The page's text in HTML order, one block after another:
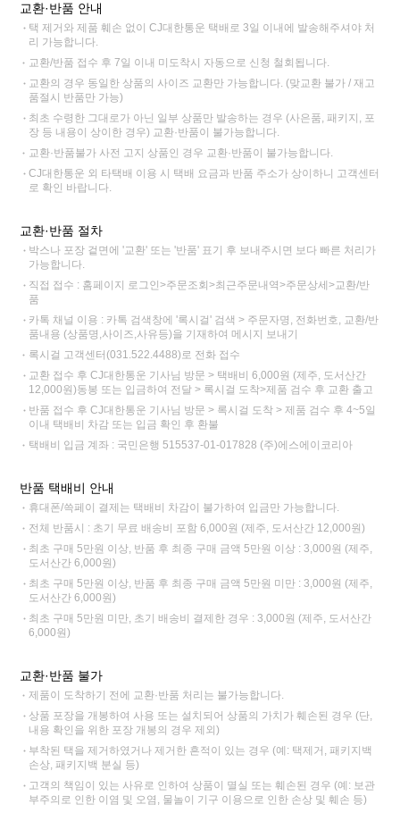
교환·반품 안내
택 제거와 제품 훼손 없이 CJ대한통운 택배로 3일 이내에 발송해주셔야 처
리 가능합니다.
교환/반품 접수 후 7일 이내 미도착시 자동으로 신청 철회됩니다.
교환의 경우 동일한 상품의 사이즈 교환만 가능합니다. (맞교환 불가 / 재고
품절시 반품만 가능)
최초 수령한 그대로가 아닌 일부 상품만 발송하는 경우 (사은품, 패키지, 포
장 등 내용이 상이한 경우) 교환·반품이 불가능합니다.
교환·반품불가 사전 고지 상품인 경우 교환·반품이 불가능합니다.
CJ대한통운 외 타택배 이용 시 택배 요금과 반품 주소가 상이하니 고객센터
로 확인 바랍니다.
교환·반품 절차
박스나 포장 겉면에 '교환' 또는 '반품' 표기 후 보내주시면 보다 빠른 처리가
가능합니다.
직접 접수 : 홈페이지 로그인>주문조회>최근주문내역>주문상세>교환/반
품
카톡 채널 이용 : 카톡 검색창에 '록시걸' 검색 > 주문자명, 전화번호, 교환/반
품내용 (상품명,사이즈,사유등)을 기재하여 메시지 보내기
록시걸 고객센터(031.522.4488)로 전화 접수
교환 접수 후 CJ대한통운 기사님 방문 > 택배비 6,000원 (제주, 도서산간
12,000원)동봉 또는 입금하여 전달 > 록시걸 도착>제품 검수 후 교환 출고
반품 접수 후 CJ대한통운 기사님 방문 > 록시걸 도착 > 제품 검수 후 4~5일
이내 택배비 차감 또는 입금 확인 후 환불
택배비 입금 계좌 : 국민은행 515537-01-017828 (주)에스에이코리아
반품 택배비 안내
휴대폰/쓱페이 결제는 택배비 차감이 불가하여 입금만 가능합니다.
전체 반품시 : 초기 무료 배송비 포함 6,000원 (제주, 도서산간 12,000원)
최초 구매 5만원 이상, 반품 후 최종 구매 금액 5만원 이상 : 3,000원 (제주,
도서산간 6,000원)
최초 구매 5만원 이상, 반품 후 최종 구매 금액 5만원 미만 : 3,000원 (제주,
도서산간 6,000원)
최초 구매 5만원 미만, 초기 배송비 결제한 경우 : 3,000원 (제주, 도서산간
6,000원)
교환·반품 불가
제품이 도착하기 전에 교환·반품 처리는 불가능합니다.
상품 포장을 개봉하여 사용 또는 설치되어 상품의 가치가 훼손된 경우 (단,
내용 확인을 위한 포장 개봉의 경우 제외)
부착된 택을 제거하였거나 제거한 흔적이 있는 경우 (예: 택제거, 패키지백
손상, 패키지백 분실 등)
고객의 책임이 있는 사유로 인하여 상품이 멸실 또는 훼손된 경우 (예: 보관
부주의로 인한 이염 및 오염, 물놀이 기구 이용으로 인한 손상 및 훼손 등)